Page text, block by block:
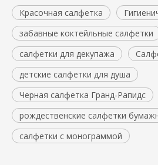
Красочная салфетка
забавные коктейльные салфетки
салфетки для декупажа
детские салфетки для душа
Черная салфетка Гранд-Рапидс
рождественские салфетки
салфетки с монограммой